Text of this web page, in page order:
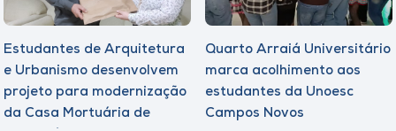
Estudantes de Arquitetura
e Urbanismo desenvolvem
projeto para modernização
da Casa Mortuária de
Quarto Arraiá Universitário
marca acolhimento aos
estudantes da Unoesc
Campos Novos